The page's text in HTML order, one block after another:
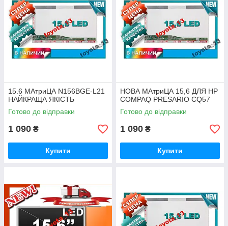
15.6 МАтриЦА N156BGE-L21
НАЙКРАЩА ЯКІСТЬ
Готово до відправки
1 090 ₴
Купити
НОВА МАтриЦА 15,6 ДЛЯ HP
COMPAQ PRESARIO CQ57
Готово до відправки
1 090 ₴
Купити